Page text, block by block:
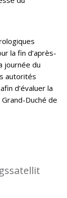
la fin d’après-
journée du
autorités
d’évaluer la
Duché de